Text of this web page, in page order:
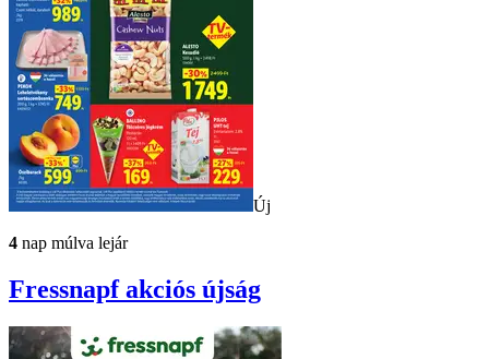
Új
4 nap múlva lejár
Fressnapfakciós újság